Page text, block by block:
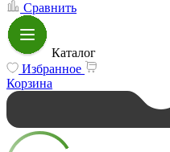
Сравнить
Каталог
Избранное
Корзина